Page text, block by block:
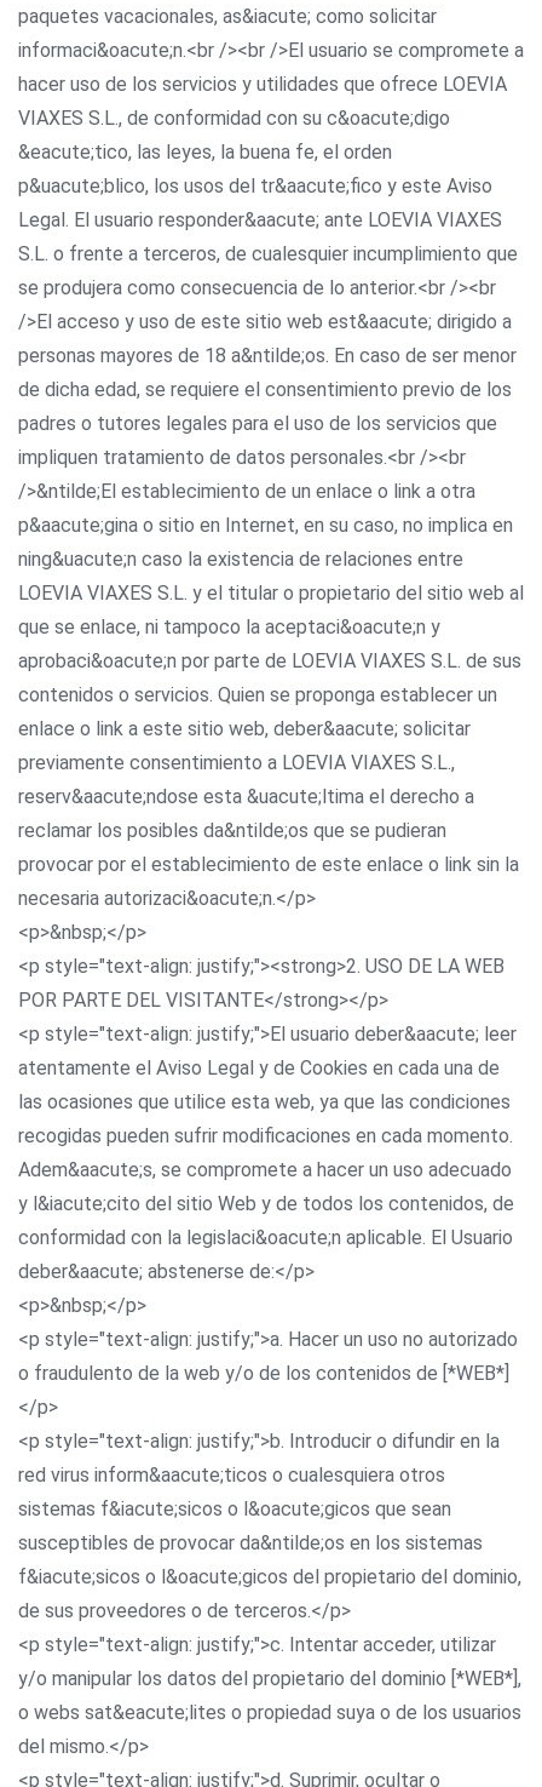
paquetes vacacionales, as&iacute; como solicitar
informaci&oacute;n.<br /><br />El usuario se compromete a
hacer uso de los servicios y utilidades que ofrece LOEVIA
VIAXES S.L., de conformidad con su c&oacute;digo
&eacute;tico, las leyes, la buena fe, el orden
p&uacute;blico, los usos del tr&aacute;fico y este Aviso
Legal. El usuario responder&aacute; ante LOEVIA VIAXES
S.L. o frente a terceros, de cualesquier incumplimiento que
se produjera como consecuencia de lo anterior.<br /><br
/>El acceso y uso de este sitio web est&aacute; dirigido a
personas mayores de 18 a&ntilde;os. En caso de ser menor
de dicha edad, se requiere el consentimiento previo de los
padres o tutores legales para el uso de los servicios que
impliquen tratamiento de datos personales.<br /><br
/>&ntilde;El establecimiento de un enlace o link a otra
p&aacute;gina o sitio en Internet, en su caso, no implica en
ning&uacute;n caso la existencia de relaciones entre
LOEVIA VIAXES S.L. y el titular o propietario del sitio web al
que se enlace, ni tampoco la aceptaci&oacute;n y
aprobaci&oacute;n por parte de LOEVIA VIAXES S.L. de sus
contenidos o servicios. Quien se proponga establecer un
enlace o link a este sitio web, deber&aacute; solicitar
previamente consentimiento a LOEVIA VIAXES S.L.,
reserv&aacute;ndose esta &uacute;ltima el derecho a
reclamar los posibles da&ntilde;os que se pudieran
provocar por el establecimiento de este enlace o link sin la
necesaria autorizaci&oacute;n.</p>
<p>&nbsp;</p>
<p style="text-align: justify;"><strong>2. USO DE LA WEB
POR PARTE DEL VISITANTE</strong></p>
<p style="text-align: justify;">El usuario deber&aacute; leer
atentamente el Aviso Legal y de Cookies en cada una de
las ocasiones que utilice esta web, ya que las condiciones
recogidas pueden sufrir modificaciones en cada momento.
Adem&aacute;s, se compromete a hacer un uso adecuado
y l&iacute;cito del sitio Web y de todos los contenidos, de
conformidad con la legislaci&oacute;n aplicable. El Usuario
deber&aacute; abstenerse de:</p>
<p>&nbsp;</p>
<p style="text-align: justify;">a. Hacer un uso no autorizado
o fraudulento de la web y/o de los contenidos de [*WEB*]
</p>
<p style="text-align: justify;">b. Introducir o difundir en la
red virus inform&aacute;ticos o cualesquiera otros
sistemas f&iacute;sicos o l&oacute;gicos que sean
susceptibles de provocar da&ntilde;os en los sistemas
f&iacute;sicos o l&oacute;gicos del propietario del dominio,
de sus proveedores o de terceros.</p>
<p style="text-align: justify;">c. Intentar acceder, utilizar
y/o manipular los datos del propietario del dominio [*WEB*],
o webs sat&eacute;lites o propiedad suya o de los usuarios
del mismo.</p>
<p style="text-align: justify;">d. Suprimir, ocultar o